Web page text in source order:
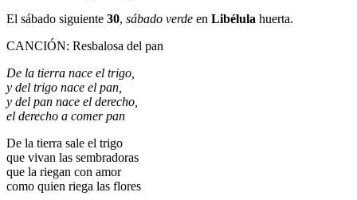
El sábado siguiente 30, sábado verde en Libélula huerta.
CANCIÓN: Resbalosa del pan
De la tierra nace el trigo,
y del trigo nace el pan,
y del pan nace el derecho,
el derecho a comer pan
De la tierra sale el trigo
que vivan las sembradoras
que la riegan con amor
como quien riega las flores